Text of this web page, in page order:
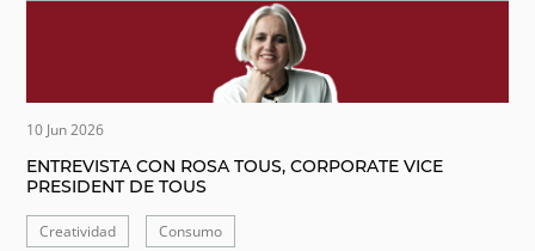
10 Jun 2026
ENTREVISTA CON ROSA TOUS, CORPORATE VICE
PRESIDENT DE TOUS
Creatividad Consumo